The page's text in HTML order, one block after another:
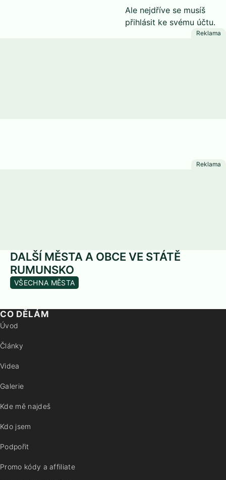
Ale nejdříve se musíš
přihlásit ke svému účtu.
DALŠÍ MĚSTA A OBCE VE STÁTĚ
RUMUNSKO
VŠECHNA MĚSTA
CO DĚLÁM
Úvod
Články
Videa
Galerie
Kde mě najdeš
Kdo jsem
Podpořit
Promo kódy a affiliate